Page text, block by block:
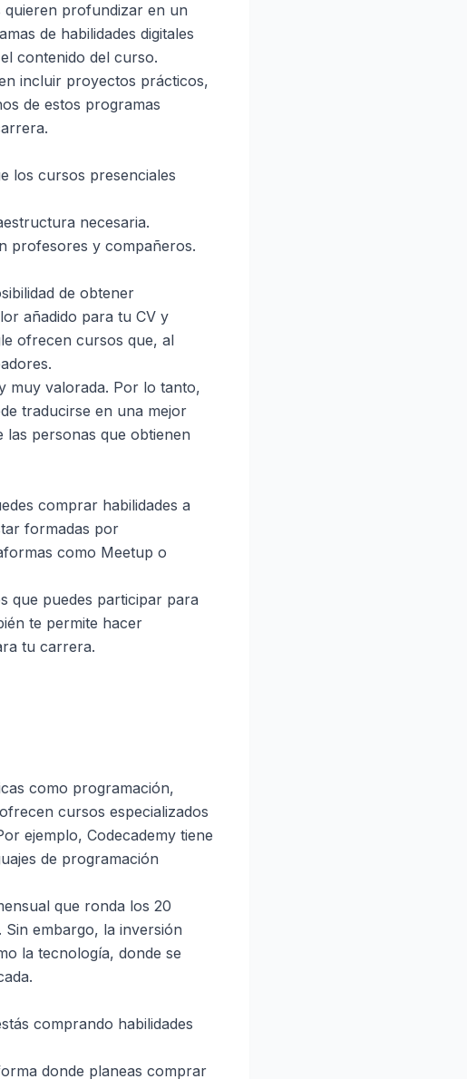
quieren profundizar en un
de habilidades digitales
contenido del curso.
incluir proyectos prácticos,
de estos programas
los cursos presenciales
necesaria.
profesores y compañeros.
de obtener
añadido para tu CV y
ofrecen cursos que, al
muy valorada. Por lo tanto,
traducirse en una mejor
personas que obtienen
comprar habilidades a
formadas por
como Meetup o
que puedes participar para
te permite hacer
tu carrera.
como programación,
cursos especializados
ejemplo, Codecademy tiene
de programación
que ronda los 20
embargo, la inversión
la tecnología, donde se
comprando habilidades
donde planeas comprar